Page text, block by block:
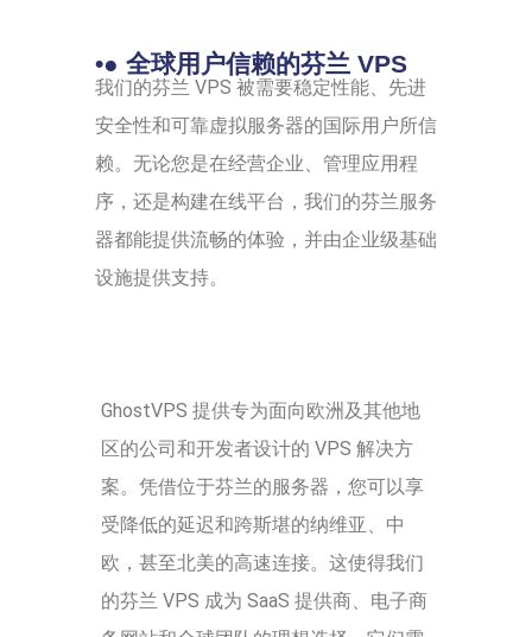
•● 全球用户信赖的芬兰 VPS
我们的芬兰 VPS 被需要稳定性能、先进
安全性和可靠虚拟服务器的国际用户所信
赖。无论您是在经营企业、管理应用程
序，还是构建在线平台，我们的芬兰服务
器都能提供流畅的体验，并由企业级基础
设施提供支持。
GhostVPS 提供专为面向欧洲及其他地
区的公司和开发者设计的 VPS 解决方
案。凭借位于芬兰的服务器，您可以享
受降低的延迟和跨斯堪的纳维亚、中
欧，甚至北美的高速连接。这使得我们
的芬兰 VPS 成为 SaaS 提供商、电子商